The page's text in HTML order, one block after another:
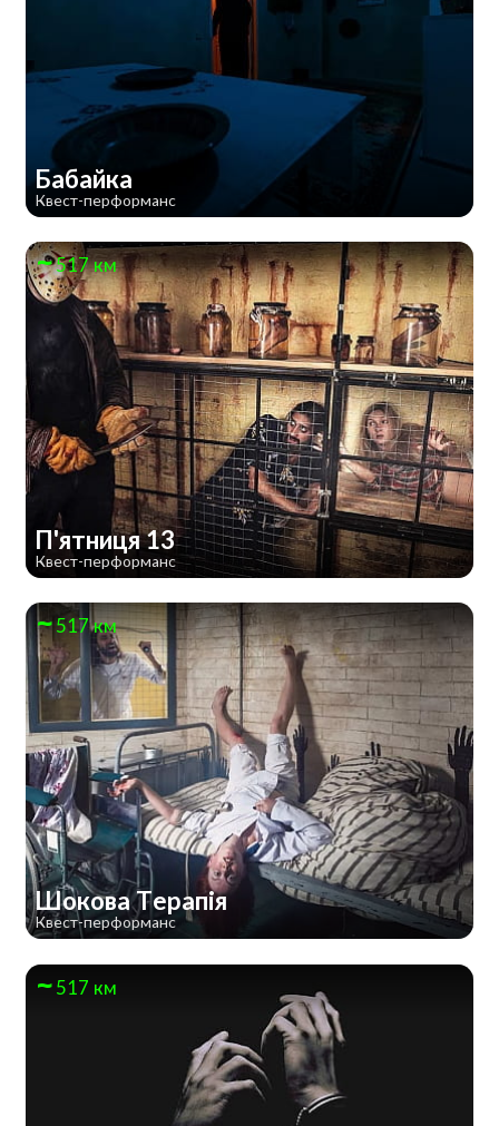
Бабайка
Квест-перформанс
517 км
П'ятниця 13
Квест-перформанс
517 км
Шокова Терапія
Квест-перформанс
517 км